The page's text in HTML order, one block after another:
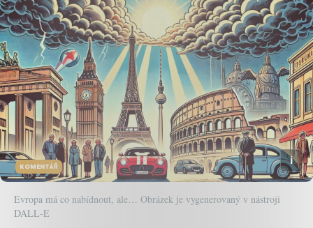
KOMENTÁŘ
Evropa má co nabídnout, ale… Obrázek je vygenerovaný v nástroji
DALL-E